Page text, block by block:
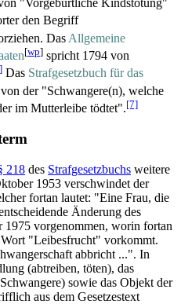
"Vorgeburtliche Kindstötung"
den Begriff
Das Allgemeine
[wp] spricht 1794 von
Das Strafgesetzbuch für das
der "Schwangere(n), welche
im Mutterleibe tödtet".[7]
218 des Strafgesetzbuchs weitere
1953 verschwindet der
fortan lautet: "Eine Frau, die
Änderung des
1975 vorgenommen, worin fortan
"Leibesfrucht" vorkommt.
abbricht ...". In
(abtreiben, töten), das
sowie das Objekt der
aus dem Gesetzestext